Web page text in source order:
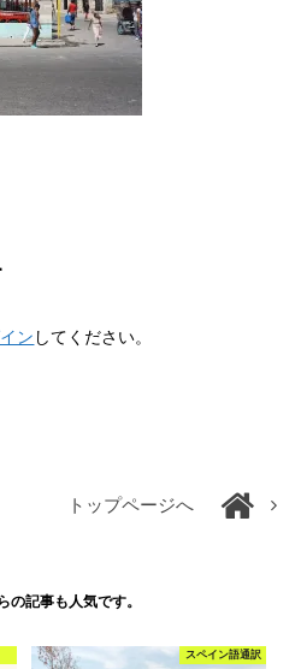
ン してください。
トップページへ
の記事も人気です。
スペイン語通訳